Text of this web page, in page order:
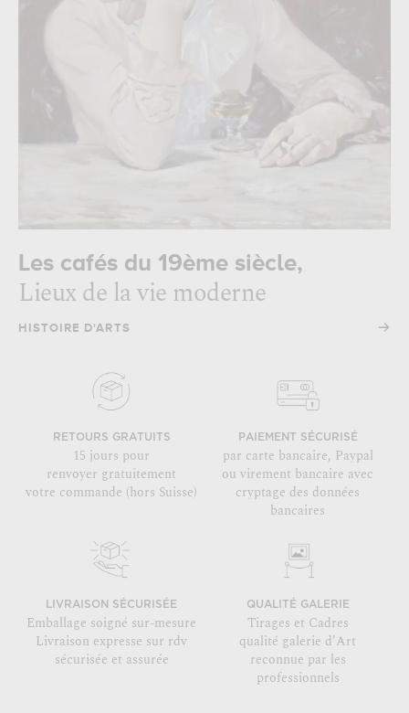
Les cafés du 19ème siècle,
Lieux de la vie moderne
HISTOIRE D'ARTS →
RETOURS GRATUITS
15 jours pour
renvoyer gratuitement
votre commande (hors Suisse)
PAIEMENT SÉCURISÉ
par carte bancaire, Paypal
ou virement bancaire avec
cryptage des données
bancaires
LIVRAISON SÉCURISÉE
Emballage soigné sur-mesure
Livraison expresse sur rdv
sécurisée et assurée
QUALITÉ GALERIE
Tirages et Cadres
qualité galerie d'Art
reconnue par les
professionnels